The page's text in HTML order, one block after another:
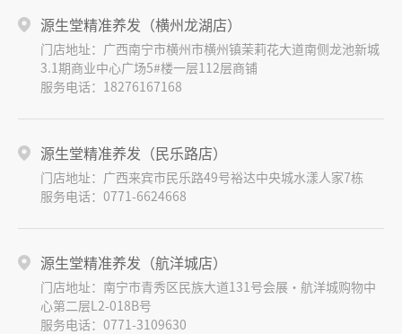
源生堂精准养发（横州龙湖店）
门店地址：广西南宁市横州市横州镇茉莉花大道南侧龙池新城
3.1期商业中心广场5#楼一层112层商铺
服务电话：18276167168
源生堂精准养发（民乐路店）
门店地址：广西来宾市民乐路49号裕达中央城水漾人家7栋
服务电话：0771-6624668
源生堂精准养发（航洋城店）
门店地址：南宁市青秀区民族大道131号会展·航洋城购物中
心第二层L2-018B号
服务电话：0771-3109630